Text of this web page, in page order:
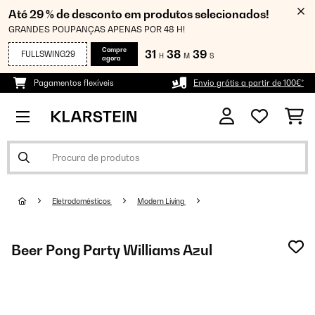
Até 29 % de desconto em produtos selecionados!
GRANDES POUPANÇAS APENAS POR 48 H!
FULLSWING29
Compre
agora
31 H 38 M 38 S
Pagamentos flexíveis Envio grátis a partir de 100€*
Eletrodomésticos Modern Living
Beer Pong Party Williams Azul